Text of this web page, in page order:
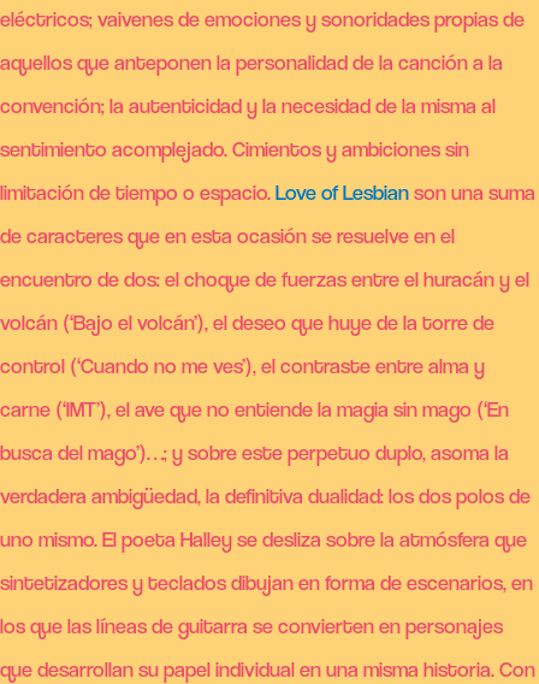
eléctricos; vaivenes de emociones y sonoridades propias de
aquellos que anteponen la personalidad de la canción a la
convención; la autenticidad y la necesidad de la misma al
sentimiento acomplejado. Cimientos y ambiciones sin
limitación de tiempo o espacio.Love of Lesbianson una suma
de caracteres que en esta ocasión se resuelve en el
encuentro de dos: el choque de fuerzas entre el huracán y el
volcán (‘Bajo el volcán’), el deseo que huye de la torre de
control (‘Cuando no me ves’), el contraste entre alma y
carne (‘IMT’), el ave que no entiende la magia sin mago (‘En
busca del mago’)…; y sobre este perpetuo duplo, asoma la
verdadera ambigüedad, la definitiva dualidad: los dos polos de
uno mismo. El poeta Halley se desliza sobre la atmósfera que
sintetizadores y teclados dibujan en forma de escenarios, en
los que las líneas de guitarra se convierten en personajes
que desarrollan su papel individual en una misma historia. Con